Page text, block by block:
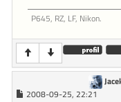
P645, RZ, LF, Nikon.
2008-09-25, 22:21